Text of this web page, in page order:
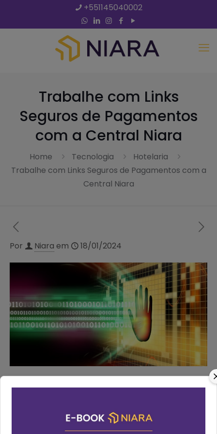
+551145040002
Trabalhe com Links
Seguros de Pagamentos
com a Central Niara
Home Tecnologia
Hotelaria
Trabalhe com Links Seguros de Pagamentos com a
Central Niara
Por Niara em 18/01/2024
Na etapa principal do processo de vendas, a
preparada com Links Seguros de Pagamentos
integrados às adquirentes de cartões de crédito e